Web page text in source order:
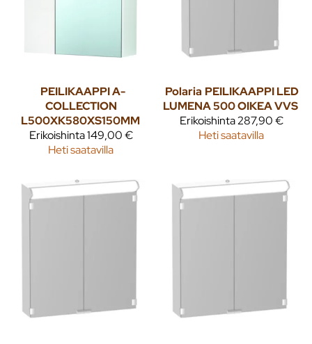
PEILIKAAPPI A-
COLLECTION
L500XK580XS150MM
Erikoishinta149,00 €
Heti saatavilla
Polaria PEILIKAAPPI LED
LUMENA 500 OIKEA VVS
Erikoishinta287,90 €
Heti saatavilla